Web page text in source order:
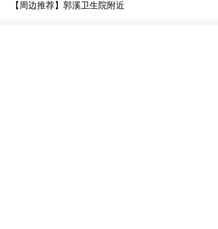
【周边推荐】郭溪卫生院附近